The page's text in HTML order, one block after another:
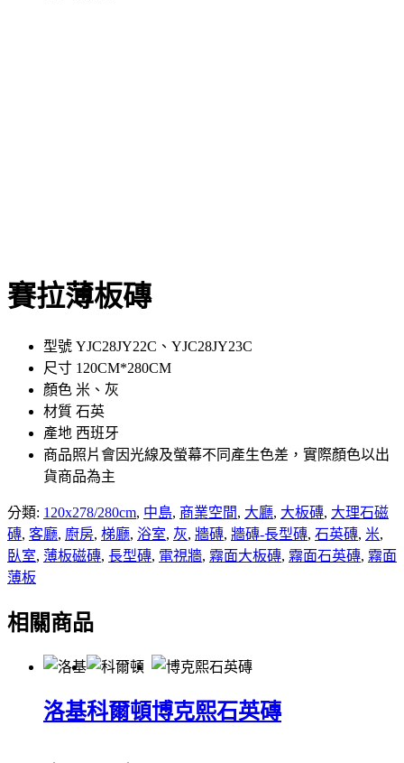
賽拉薄板磚
型號 YJC28JY22C、YJC28JY23C
尺寸 120CM*280CM
顏色 米、灰
材質 石英
產地 西班牙
商品照片會因光線及螢幕不同產生色差，實際顏色以出
貨商品為主
分類: 120x278/280cm, 中島, 商業空間, 大廳, 大板磚, 大理石磁
磚, 客廳, 廚房, 梯廳, 浴室, 灰, 牆磚, 牆磚-長型磚, 石英磚, 米,
臥室, 薄板磁磚, 長型磚, 電視牆, 霧面大板磚, 霧面石英磚, 霧面
薄板
相關商品
洛基科爾頓博克熙石英磚